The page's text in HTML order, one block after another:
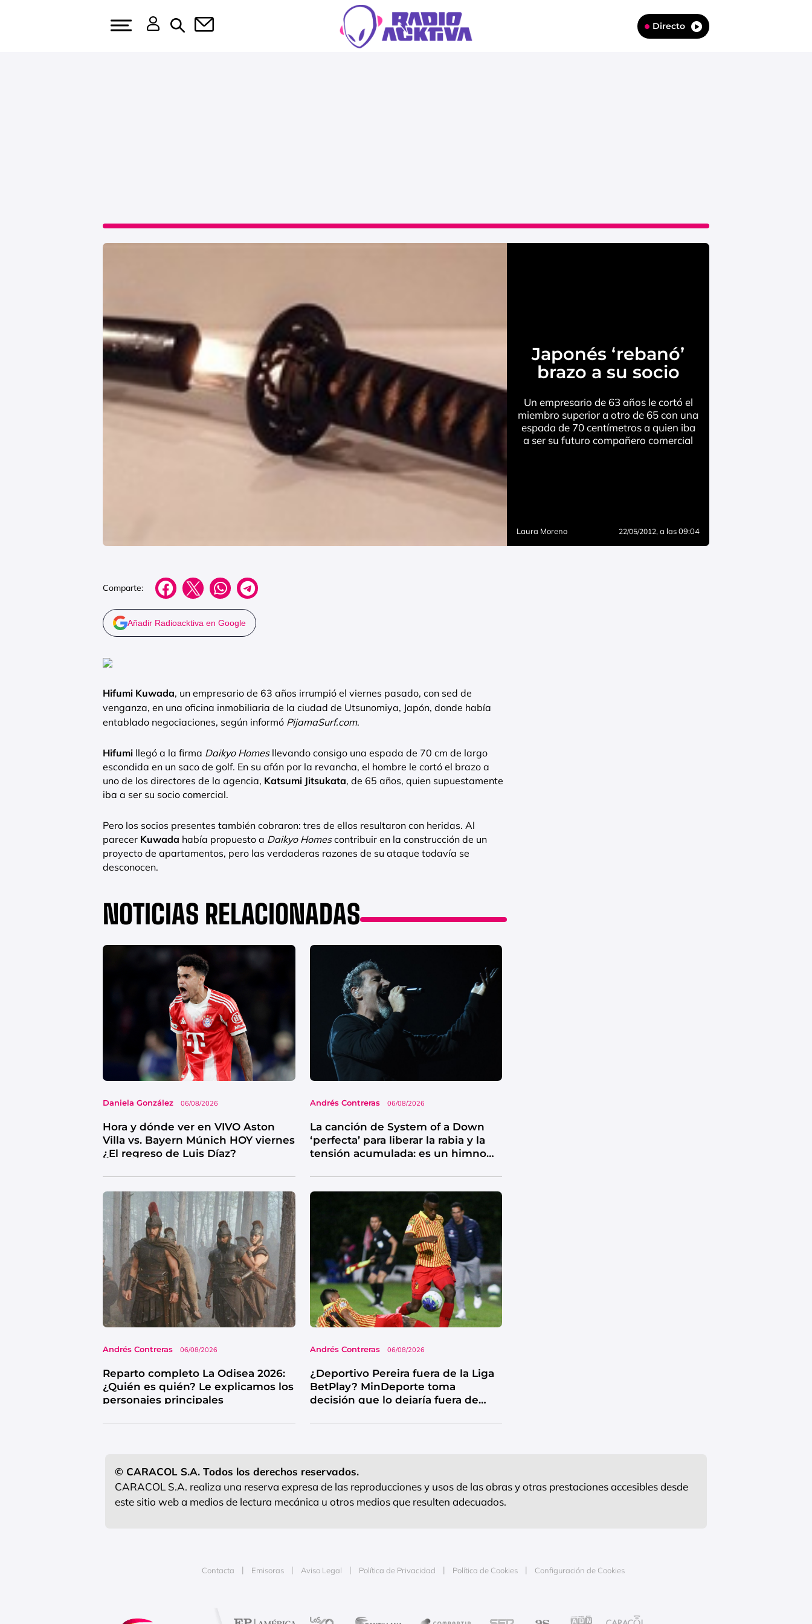
Directo
Japonés ‘rebanó’
brazo a su socio
Un empresario de 63 años le cortó el
miembro superior a otro de 65 con una
espada de 70 centímetros a quien iba
a ser su futuro compañero comercial
Laura Moreno 22/05/2012, a las 09:04
Comparte:
Añadir Radioacktiva en Google
Hifumi Kuwada, un empresario de 63 años irrumpió el viernes pasado, con sed de
venganza, en una oficina inmobiliaria de la ciudad de Utsunomiya, Japón, donde había
entablado negociaciones, según informó PijamaSurf.com.
Hifumi llegó a la firma Daikyo Homes llevando consigo una espada de 70 cm de largo
escondida en un saco de golf. En su afán por la revancha, el hombre le cortó el brazo a
uno de los directores de la agencia, Katsumi Jitsukata, de 65 años, quien supuestamente
iba a ser su socio comercial.
Pero los socios presentes también cobraron: tres de ellos resultaron con heridas. Al
parecer Kuwada había propuesto a Daikyo Homescontribuir en la construcción de un
proyecto de apartamentos, pero las verdaderas razones de su ataque todavía se
desconocen.
NOTICIAS RELACIONADAS
Daniela González 06/08/2026
Hora y dónde ver en VIVO Aston
Villa vs. Bayern Múnich HOY viernes
¿El regreso de Luis Díaz?
Andrés Contreras 06/08/2026
La canción de System of a Down
‘perfecta’ para liberar la rabia y la
tensión acumulada: es un himno
Andrés Contreras 06/08/2026
Reparto completo La Odisea 2026:
¿Quién es quién? Le explicamos los
personajes principales
Andrés Contreras 06/08/2026
¿Deportivo Pereira fuera de la Liga
BetPlay? MinDeporte toma
decisión que lo dejaría fuera de
© CARACOL S.A. Todos los derechos reservados.
CARACOL S.A. realiza una reserva expresa de las reproducciones y usos de las obras y otras prestaciones accesibles desde
este sitio web a medios de lectura mecánica u otros medios que resulten adecuados.
Contacta Emisoras Aviso Legal Política de Privacidad Política de Cookies Configuración de Cookies